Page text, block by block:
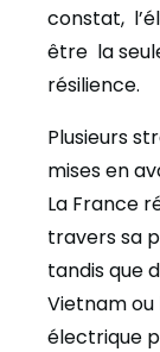
constat,
être la
résilience.
Plusieurs
mises en
La France
travers sa
tandis que
Vietnam
électrique